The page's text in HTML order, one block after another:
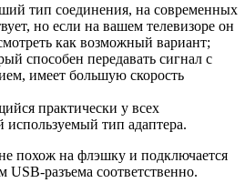
тип соединения, на современных
но если на вашем телевизоре он
как возможный вариант;
способен передавать сигнал с
имеет большую скорость
практически у всех
используемый тип адаптера.
похож на флэшку и подключается
USB-разъема соответственно.